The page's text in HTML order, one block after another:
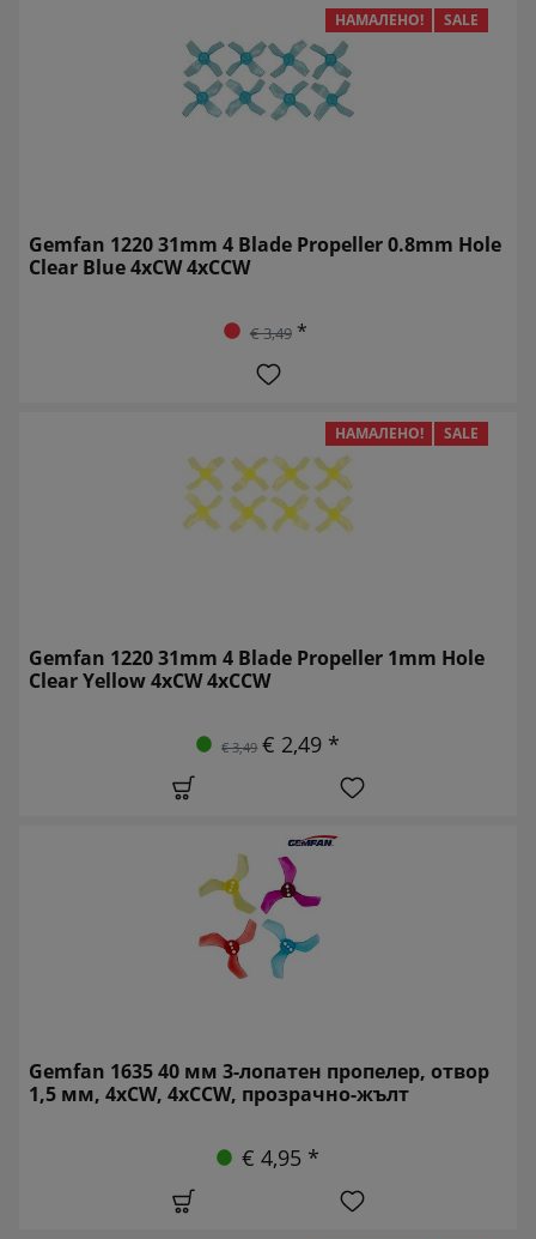
НАМАЛЕНО! SALE
Gemfan 1220 31mm 4 Blade Propeller 0.8mm Hole
Clear Blue 4xCW 4xCCW
€ 3,49*
НАМАЛЕНО! SALE
Gemfan 1220 31mm 4 Blade Propeller 1mm Hole
Clear Yellow 4xCW 4xCCW
€ 3,49 € 2,49 *
Gemfan 1635 40 мм 3-лопатен пропелер, отвор
1,5 мм, 4xCW, 4xCCW, прозрачно-жълт
€ 4,95 *